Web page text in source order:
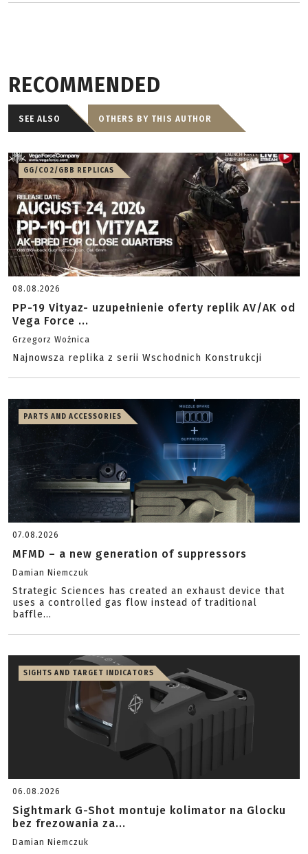
RECOMMENDED
SEE ALSO OTHERS BY THIS AUTHOR
GG/CO2/GBB REPLICAS
08.08.2026
PP-19 Vityaz- uzupełnienie oferty replik AV/AK od
Vega Force ...
Grzegorz Woźnica
Najnowsza replika z serii Wschodnich Konstrukcji
PARTS AND ACCESSORIES
07.08.2026
MFMD – a new generation of suppressors
Damian Niemczuk
Strategic Sciences has created an exhaust device that
uses a controlled gas flow instead of traditional
baffle...
SIGHTS AND TARGET INDICATORS
06.08.2026
Sightmark G-Shot montuje kolimator na Glocku
bez frezowania za...
Damian Niemczuk